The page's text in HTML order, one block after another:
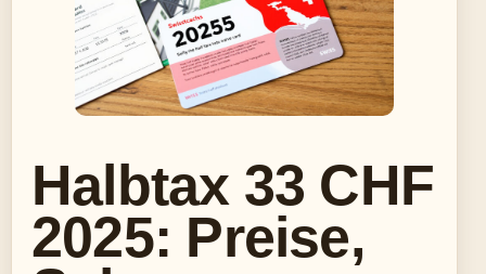
Halbtax 33 CHF
2025: Preise,